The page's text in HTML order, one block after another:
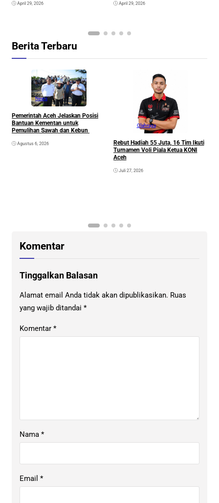
April 29, 2026 April 29, 2026
Berita Terbaru
News
Pemerintah Aceh Jelaskan Posisi
Bantuan Kementan untuk
Pemulihan Sawah dan Kebun
Agustus 6, 2026
Olahraga
Rebut Hadiah 55 Juta, 16 Tim Ikuti
Turnamen Voli Piala Ketua KONI
Aceh
Juli 27, 2026
Komentar
Tinggalkan Balasan
Alamat email Anda tidak akan dipublikasikan. Ruas
yang wajib ditandai *
Komentar *
Nama *
Email *